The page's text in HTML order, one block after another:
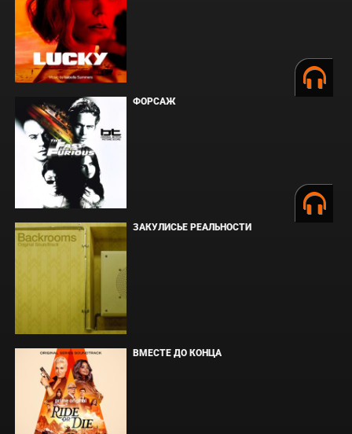
ФОРСАЖ
ЗАКУЛИСЬЕ РЕАЛЬНОСТИ
ВМЕСТЕ ДО КОНЦА